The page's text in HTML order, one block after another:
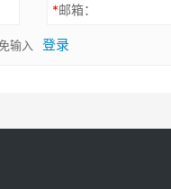
*邮箱：
输入 登录